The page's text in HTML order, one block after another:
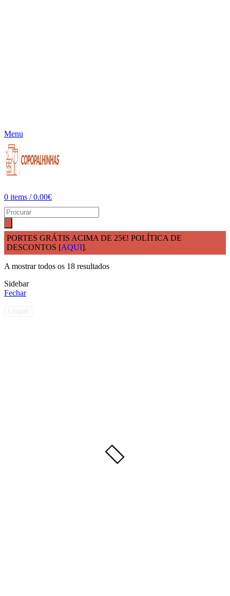
Menu
0 items / 0.00€
PORTES GRÁTIS ACIMA DE 25€! POLÍTICA DE
DESCONTOS [AQUI].
InícioMateria PrimaPolietileno PE
A mostrar todos os 18 resultados
Sidebar
Fechar